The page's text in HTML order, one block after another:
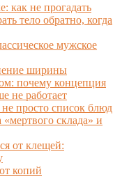
как не прогадать
тело обратно, когда
мужское
ширины
почему концепция
не работает
просто список блюд
склада» и
от клещей:
копий